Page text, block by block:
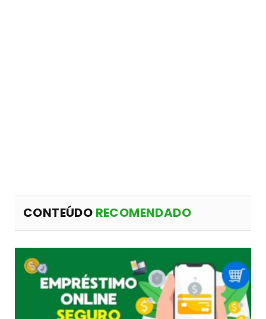
CONTEÚDO RECOMENDADO